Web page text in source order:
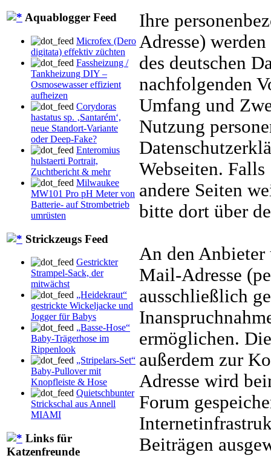
Aquablogger Feed
Microfex (Dero
digitata) effektiv züchten
Fassheizung /
Tankheizung DIY –
Osmosewasser effizient
aufheizen
Corydoras
hastatus sp. ‚Santarém‘,
neue Standort-Variante
oder Deep-Fake?
Enteromius
hulstaerti Portrait,
Zuchtbericht & mehr
Milwaukee
MW101 Pro pH Meter von
Batterie- auf Strombetrieb
umrüsten
Strickzeugs Feed
Gestrickter
Strampel-Sack, der
mitwächst
„Heidekraut“
gestrickte Wickeljacke und
Jogger für Babys
„Basse-Hose“
Baby-Trägerhose im
Rippenlook
„Stripelars-Set“
Baby-Pullover mit
Knopfleiste & Hose
Quietschbunter
Strickschal aus Annell
MIAMI
Links für
Katzenfreunde
Ihre
Adresse)
des deutschen
nachfolgenden
Umfang und
Nutzung
Webseiten.
andere Seiten
bitte dort über
An den Anbieter
Mail-Adresse
ausschließlich
ermöglichen.
außerdem zur
Adresse wird
Forum
Beiträgen